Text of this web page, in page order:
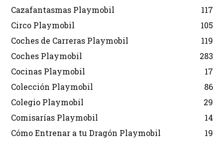
Cazafantasmas Playmobil
117
Circo Playmobil
105
Coches de Carreras Playmobil
119
Coches Playmobil
283
Cocinas Playmobil
17
Colección Playmobil
86
Colegio Playmobil
29
Comisarías Playmobil
14
Cómo Entrenar a tu Dragón Playmobil
19